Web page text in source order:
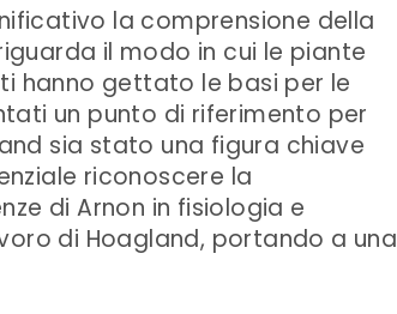
la comprensione della
il modo in cui le piante
hanno gettato le basi per le
un punto di riferimento per
sia stato una figura chiave
riconoscere la
di Arnon in fisiologia e
di Hoagland, portando a una